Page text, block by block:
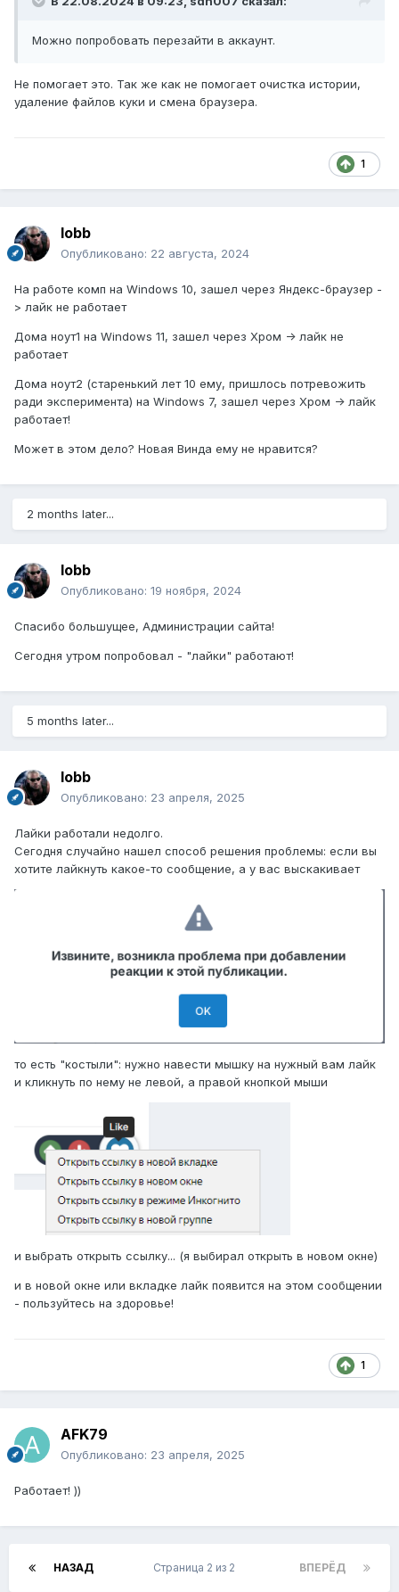
Можно попробовать перезайти в аккаунт.
Не помогает это. Так же как не помогает очистка истории,
удаление файлов куки и смена браузера.
1
lobb
Опубликовано: 22 августа, 2024
На работе комп на Windows 10, зашел через Яндекс-браузер -
> лайк не работает
Дома ноут1 на Windows 11, зашел через Хром -> лайк не
работает
Дома ноут2 (старенький лет 10 ему, пришлось потревожить
ради эксперимента) на Windows 7, зашел через Хром -> лайк
работает!
Может в этом дело? Новая Винда ему не нравится?
2 months later...
lobb
Опубликовано: 19 ноября, 2024
Спасибо большущее, Администрации сайта!
Сегодня утром попробовал - "лайки" работают!
5 months later...
lobb
Опубликовано: 23 апреля, 2025
Лайки работали недолго.
Сегодня случайно нашел способ решения проблемы: если вы
хотите лайкнуть какое-то сообщение, а у вас выскакивает
то есть "костыли": нужно навести мышку на нужный вам лайк
и кликнуть по нему не левой, а правой кнопкой мыши
и выбрать открыть ссылку... (я выбирал открыть в новом окне)
и в новой окне или вкладке лайк появится на этом сообщении
- пользуйтесь на здоровье!
1
AFK79
Опубликовано: 23 апреля, 2025
Работает! ))
НАЗАД ВПЕРЁД
Страница 2 из 2